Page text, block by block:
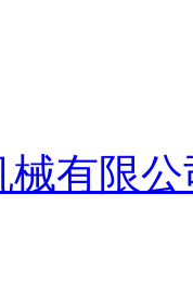
械有限